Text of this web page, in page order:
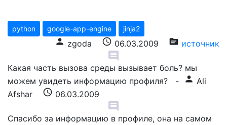
python google-app-engine jinja2
person zgoda schedule 06.03.2009 source источник
comment
Какая часть вызова среды вызывает боль? мы
можем увидеть информацию профиля?
- person Ali
Afshar
schedule 06.03.2009
comment
Спасибо за информацию в профиле, она на самом